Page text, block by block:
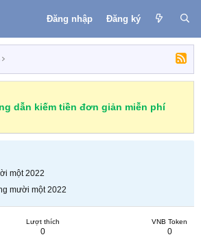
Đăng nhập Đăng ký
dẫn kiếm tiền đơn giản miễn phí
một 2022
mười một 2022
Lượt thích
0
VNB Token
0